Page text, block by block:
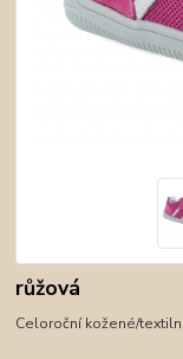
růžová
Celoroční kožené/